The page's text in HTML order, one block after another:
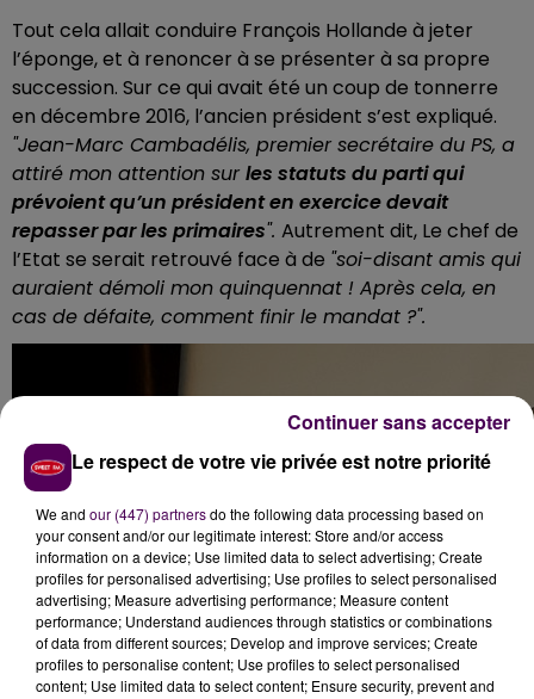
Tout cela allait conduire François Hollande à jeter
l’éponge, et à renoncer à se présenter à sa propre
succession. Sur ce qui avait été un coup de tonnerre
en décembre 2016, l’ancien président s’est expliqué.
"Jean-Marc Cambadélis, premier secrétaire du PS, a
attiré mon attention sur les statuts du parti qui
prévoient qu’un président en exercice devait
repasser par les primaires". Autrement dit, Le chef de
l’Etat se serait retrouvé face à de "soi-disant amis qui
auraient démoli mon quinquennat ! Après cela, en
cas de défaite, comment finir le mandat ?".
Le respect de votre vie privée est notre priorité
We and our (447) partnersdo the following data processing based on
your consent and/or our legitimate interest: Store and/or access
information on a device; Use limited data to select advertising; Create
profiles for personalised advertising; Use profiles to select personalised
advertising; Measure advertising performance; Measure content
performance; Understand audiences through statistics or combinations
of data from different sources; Develop and improve services; Create
profiles to personalise content; Use profiles to select personalised
content; Use limited data to select content; Ensure security, prevent and
Continuer sans accepter